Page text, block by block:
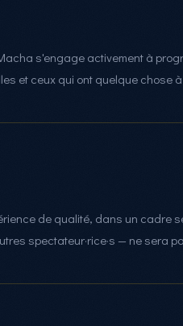
s'engage activement à
et ceux qui ont quelque chose
de qualité, dans un cadre
spectateur·rice·s — ne sera